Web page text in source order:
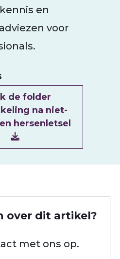
en
voor
de folder
na niet-
hersenletsel
over dit artikel?
met ons op.